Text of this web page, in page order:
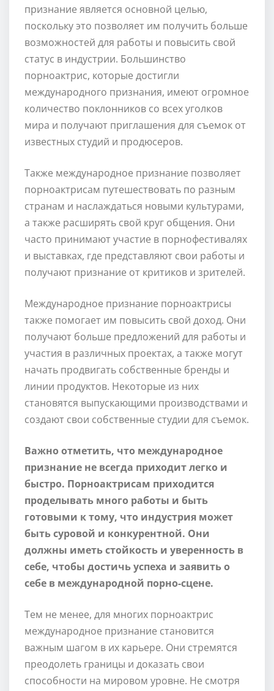
признание является основной целью,
поскольку это позволяет им получить больше
возможностей для работы и повысить свой
статус в индустрии. Большинство
порноактрис, которые достигли
международного признания, имеют огромное
количество поклонников со всех уголков
мира и получают приглашения для съемок от
известных студий и продюсеров.
Также международное признание позволяет
порноактрисам путешествовать по разным
странам и наслаждаться новыми культурами,
а также расширять свой круг общения. Они
часто принимают участие в порнофестивалях
и выставках, где представляют свои работы и
получают признание от критиков и зрителей.
Международное признание порноактрисы
также помогает им повысить свой доход. Они
получают больше предложений для работы и
участия в различных проектах, а также могут
начать продвигать собственные бренды и
линии продуктов. Некоторые из них
становятся выпускающими производствами и
создают свои собственные студии для съемок.
Важно отметить, что международное
признание не всегда приходит легко и
быстро. Порноактрисам приходится
проделывать много работы и быть
готовыми к тому, что индустрия может
быть суровой и конкурентной. Они
должны иметь стойкость и уверенность в
себе, чтобы достичь успеха и заявить о
себе в международной порно-сцене.
Тем не менее, для многих порноактрис
международное признание становится
важным шагом в их карьере. Они стремятся
преодолеть границы и доказать свои
способности на мировом уровне. Не смотря